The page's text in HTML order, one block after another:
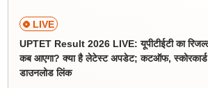
LIVE
UPTET Result 2026 LIVE: यूपीटीईटी का
कब आएगा? क्या है लेटेस्ट अपडेट; कटऑफ, स्कोरकार्ड
डाउनलोड लिंक